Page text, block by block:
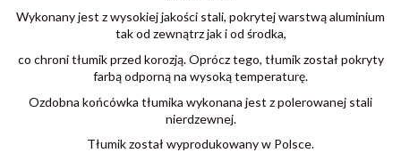
Wykonany jest z wysokiej jakości stali, pokrytej warstwą aluminium
tak od zewnątrz jak i od środka,
co chroni tłumik przed korozją. Oprócz tego, tłumik został pokryty
farbą odporną na wysoką temperaturę.
Ozdobna końcówka tłumika wykonana jest z polerowanej stali
nierdzewnej.
Tłumik został wyprodukowany w Polsce.